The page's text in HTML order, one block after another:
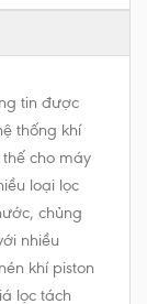
tin được
thống khí
cho máy
loại lọc
chủng
nhiều
khí piston
lọc tách